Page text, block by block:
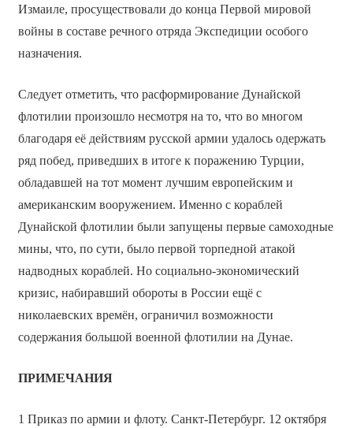
Измаиле, просуществовали до конца Первой мировой
войны в составе речного отряда Экспедиции особого
назначения.
Следует отметить, что расформирование Дунайской
флотилии произошло несмотря на то, что во многом
благодаря её действиям русской армии удалось одержать
ряд побед, приведших в итоге к поражению Турции,
обладавшей на тот момент лучшим европейским и
американским вооружением. Именно с кораблей
Дунайской флотилии были запущены первые самоходные
мины, что, по сути, было первой торпедной атакой
надводных кораблей. Но социально-экономический
кризис, набиравший обороты в России ещё с
николаевских времён, ограничил возможности
содержания большой военной флотилии на Дунае.
ПРИМЕЧАНИЯ
1 Приказ по армии и флоту. Санкт-Петербург. 12 октября